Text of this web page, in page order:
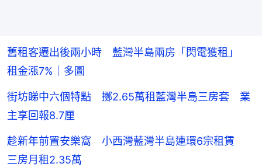
舊租客遷出後兩小時 藍灣半島兩房「閃電獲租」
租金漲7%｜多圖
街坊睇中六個特點 擲2.65萬租藍灣半島三房套 業
主享回報8.7厘
趁新年前置安樂窩 小西灣藍灣半島連環6宗租賃
三房月租2.35萬